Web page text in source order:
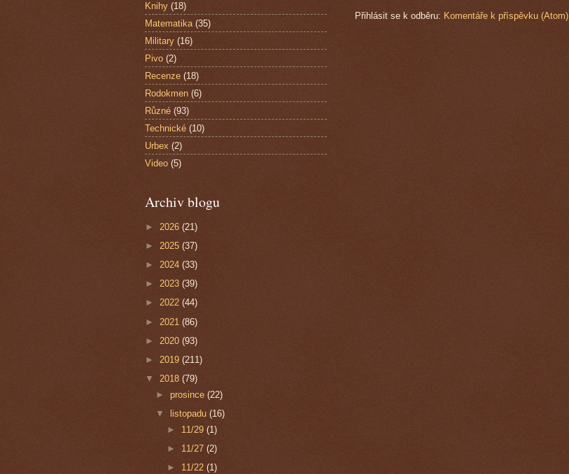
Přihlásit se k odběru: Komentáře k příspěvku (Atom)
Knihy (18)
Matematika (35)
Military (16)
Pivo (2)
Recenze (18)
Rodokmen (6)
Různé (93)
Technické (10)
Urbex (2)
Video (5)
Archiv blogu
► 2026 (21)
► 2025 (37)
► 2024 (33)
► 2023 (39)
► 2022 (44)
► 2021 (86)
► 2020 (93)
► 2019 (211)
▼ 2018 (79)
►prosince(22)
▼
listopadu(16)
► 11/29 (1)
► 11/27 (2)
► 11/22 (1)